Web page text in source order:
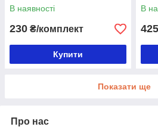
В наявності
230 ₴/комплект
Купити
В
425
Показати ще
Про нас